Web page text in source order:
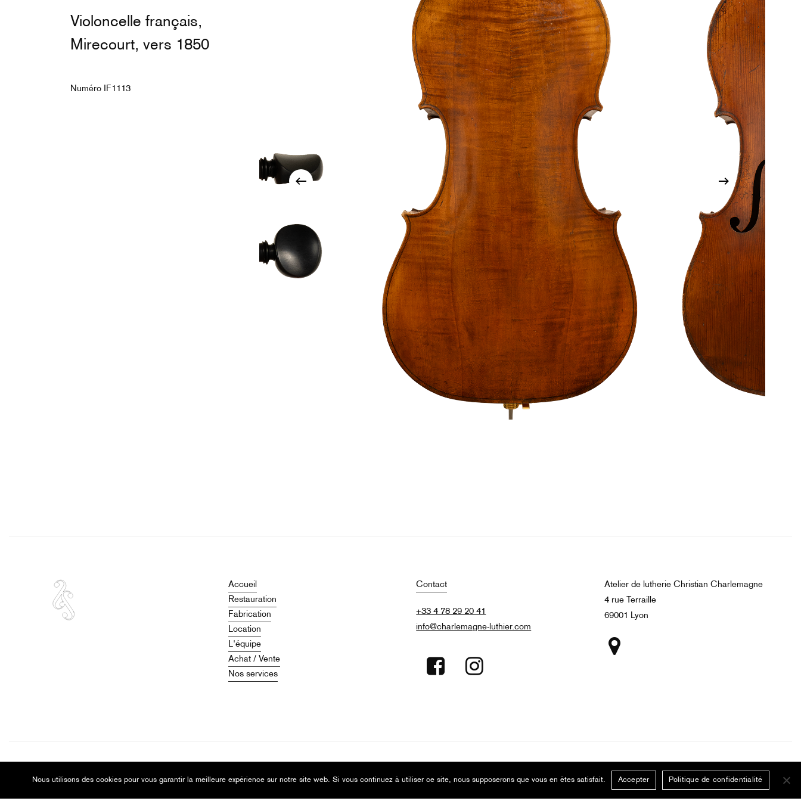
Violoncelle français,
Mirecourt, vers 1850
Numéro IF1113
Accueil
Restauration
Fabrication
Location
L'équipe
Achat / Vente
Nos services
Contact
+33 4 78 29 20 41
info@charlemagne-luthier.com
Atelier de lutherie Christian Charlemagne
4 rue Terraille
69001 Lyon
Nous utilisons des cookies pour vous garantir la meilleure expérience sur notre site web. Si vous continuez à utiliser ce site, nous supposerons que vous en êtes satisfait. Accepter Politique de confidentialité